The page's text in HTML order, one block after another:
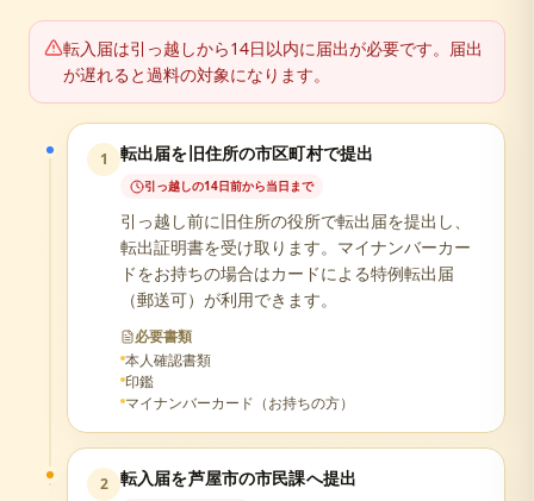
転入届は引っ越しから14日以内に届出が必要です。届出
が遅れると過料の対象になります。
1 転出届を旧住所の市区町村で提出
引っ越しの14日前から当日まで
引っ越し前に旧住所の役所で転出届を提出し、
転出証明書を受け取ります。マイナンバーカー
ドをお持ちの場合はカードによる特例転出届
（郵送可）が利用できます。
必要書類
本人確認書類
印鑑
マイナンバーカード（お持ちの方）
2 転入届を芦屋市の市民課へ提出